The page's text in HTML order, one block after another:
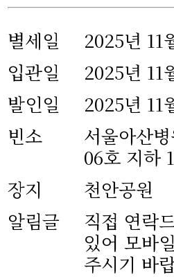
별세일
2025년 11
입관일
2025년 11
발인일
2025년 11
빈소
서울아산
06호 지하
장지
천안공원
알림글
직접 연락
있어 모바
주시기 바